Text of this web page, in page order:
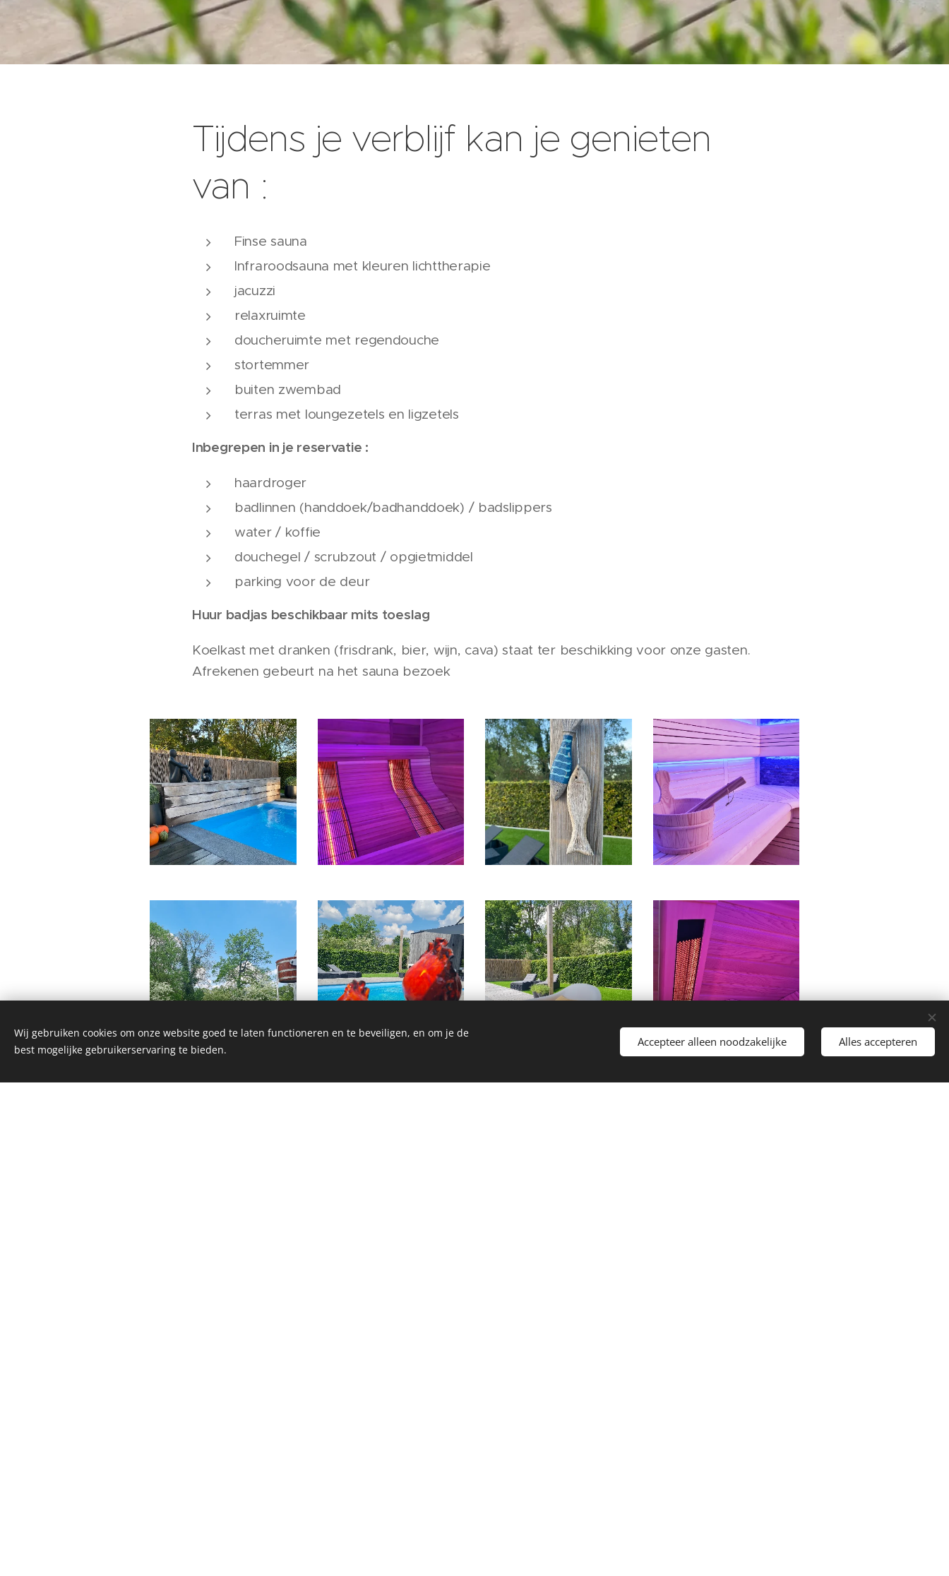
Tijdens je verblijf kan je genieten
van :
Finse sauna
Infraroodsauna met kleuren lichttherapie
jacuzzi
relaxruimte
doucheruimte met regendouche
stortemmer
buiten zwembad
terras met loungezetels en ligzetels
Inbegrepen in je reservatie :
haardroger
badlinnen (handdoek/badhanddoek) / badslippers
water / koffie
douchegel / scrubzout / opgietmiddel
parking voor de deur
Huur badjas beschikbaar mits toeslag
Koelkast met dranken (frisdrank, bier, wijn, cava) staat ter beschikking voor onze gasten.
Afrekenen gebeurt na het sauna bezoek
Wij gebruiken cookies om onze website goed te laten functioneren en te beveiligen, en om je de
best mogelijke gebruikerservaring te bieden.
Accepteer alleen noodzakelijke Alles accepteren